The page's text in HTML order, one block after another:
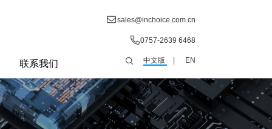
联系我们
sales@inchoice.com.cn
0757-2639 6468
中文版 EN